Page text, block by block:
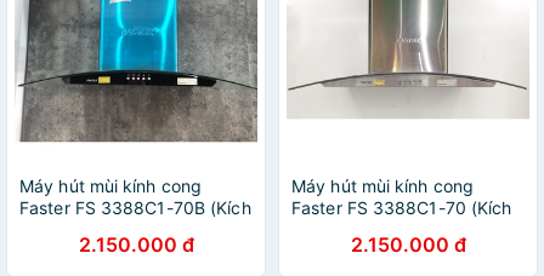
Máy hút mùi kính cong
Faster FS 3388C1-70B (Kích
Chính Hãng 24 Tháng)
2.150.000 đ
Máy hút mùi kính cong
Faster FS 3388C1-70 (Kích
Chính Hãng 24 Tháng)
2.150.000 đ